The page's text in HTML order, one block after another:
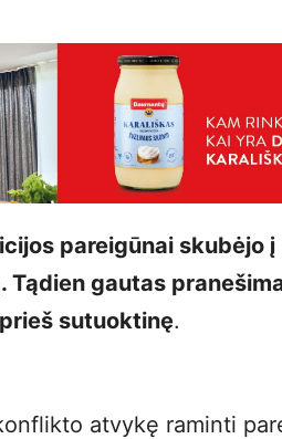
pareigūnai skubėjo
Tądien gautas
sutuoktinę.
atvykę raminti